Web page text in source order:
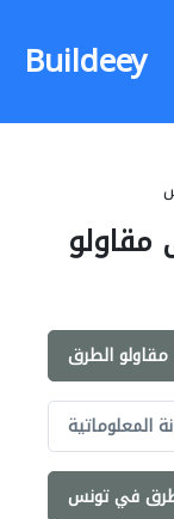
Buildeey
مقاولو
مقاولو الطرق
المعلوماتية
في تونس